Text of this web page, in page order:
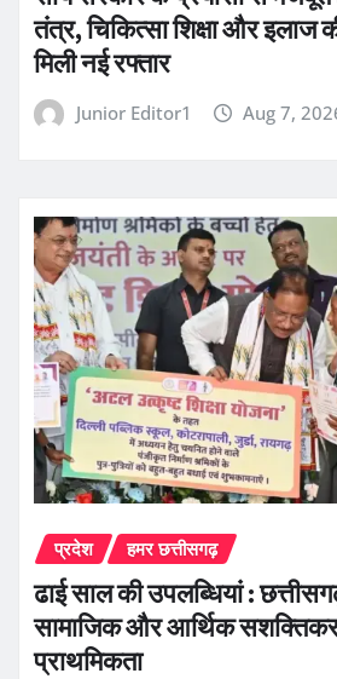
तंत्र, चिकित्सा शिक्षा और इलाज
मिली नई रफ्तार
Junior Editor1 Aug 7,
प्रदेश हमर छत्तीसगढ़
ढाई साल की उपलब्धियां :
सामाजिक और आर्थिक
प्राथमिकता